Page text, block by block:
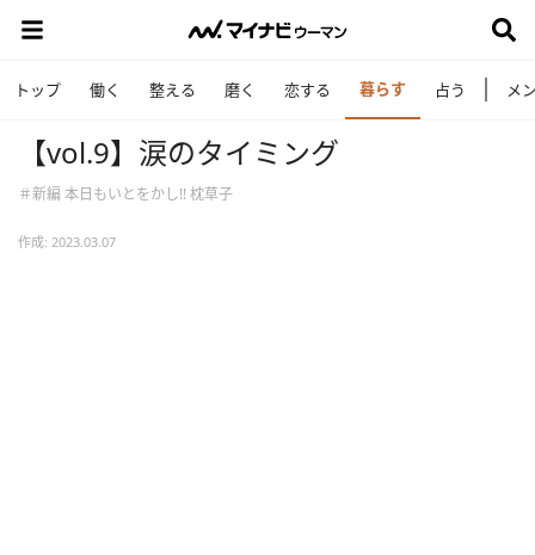
トップ 働く 整える 磨く 恋する 暮らす 占う メ
【vol.9】涙のタイミング
＃新編 本日もいとをかし!! 枕草子
作成: 2023.03.07